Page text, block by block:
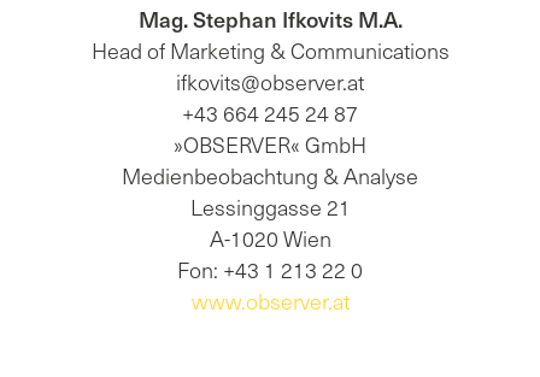
Mag. Stephan Ifkovits M.A.
Head of Marketing & Communications
ifkovits@observer.at
+43 664 245 24 87
»OBSERVER« GmbH
Medienbeobachtung & Analyse
Lessinggasse 21
A-1020 Wien
Fon: +43 1 213 22 0
www.observer.at